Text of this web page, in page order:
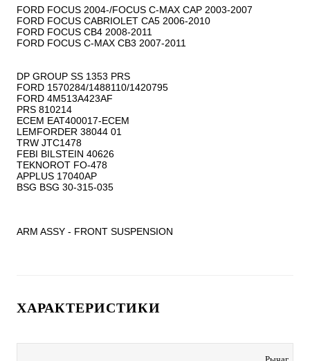
FORD FOCUS 2004-/FOCUS C-MAX CAP 2003-2007
FORD FOCUS CABRIOLET CA5 2006-2010
FORD FOCUS CB4 2008-2011
FORD FOCUS C-MAX CB3 2007-2011
DP GROUP SS 1353 PRS
FORD 1570284/1488110/1420795
FORD 4M513A423AF
PRS 810214
ECEM EAT400017-ECEM
LEMFORDER 38044 01
TRW JTC1478
FEBI BILSTEIN 40626
TEKNOROT FO-478
APPLUS 17040AP
BSG BSG 30-315-035
ARM ASSY - FRONT SUSPENSION
ХАРАКТЕРИСТИКИ